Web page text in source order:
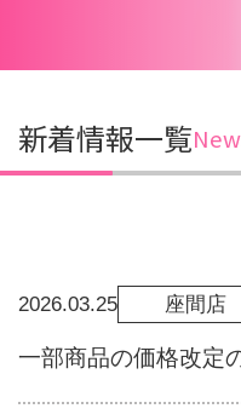
新着情報一覧
2026.03.25 座間店
一部商品の価格改定